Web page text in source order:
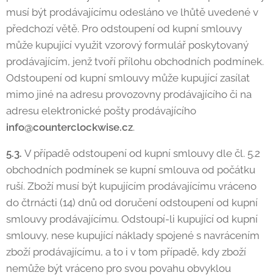
musí být prodávajícímu odesláno ve lhůtě uvedené v
předchozí větě. Pro odstoupení od kupní smlouvy
může kupující využit vzorový formulář poskytovaný
prodávajícím, jenž tvoří přílohu obchodních podmínek.
Odstoupení od kupní smlouvy může kupující zasílat
mimo jiné na adresu provozovny prodávajícího či na
adresu elektronické pošty prodávajícího
info@counterclockwise.cz.
5.3. V případě odstoupení od kupní smlouvy dle čl. 5.2
obchodních podmínek se kupní smlouva od počátku
ruší. Zboží musí být kupujícím prodávajícímu vráceno
do čtrnácti (14) dnů od doručení odstoupení od kupní
smlouvy prodávajícímu. Odstoupí-li kupující od kupní
smlouvy, nese kupující náklady spojené s navrácením
zboží prodávajícímu, a to i v tom případě, kdy zboží
nemůže být vráceno pro svou povahu obvyklou